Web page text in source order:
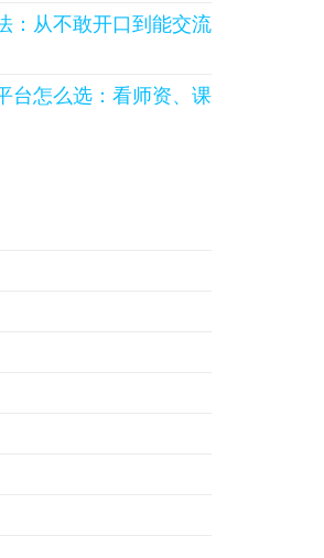
：从不敢开口到能交流
台怎么选：看师资、课